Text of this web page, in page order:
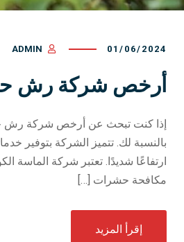
01/06/2024
ADMIN
أرخص شركة رش
إذا كنت تبحث عن أرخص شركة رش
بالنسبة لك. تتميز الشركة بتوفير
ارتفاعًا شديدًا. تعتبر شركة الماسة
مكافحة حشرات […]
إقرأ المزيد